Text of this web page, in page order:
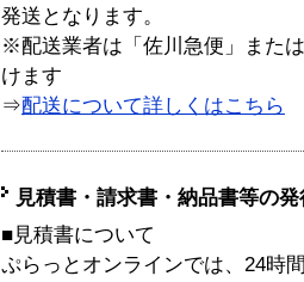
発送となります。
※配送業者は「佐川急便」また
けます
⇒配送について詳しくはこちら
見積書・請求書・納品書等の
■見積書について
ぷらっとオンラインでは、24時